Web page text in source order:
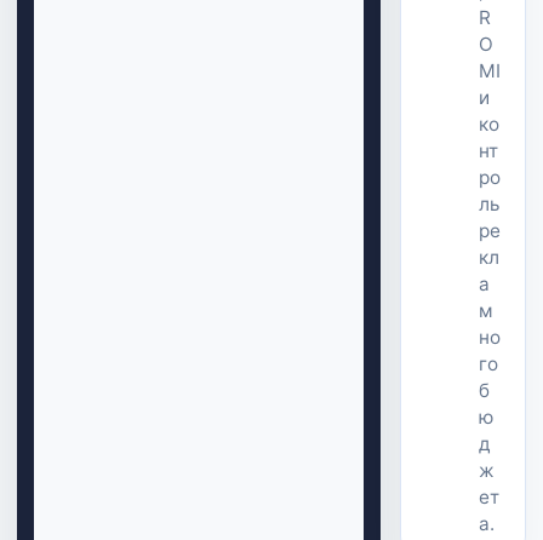
R
O
MI
и
ко
нт
ро
ль
ре
кл
а
м
но
го
б
ю
д
ж
ет
а.